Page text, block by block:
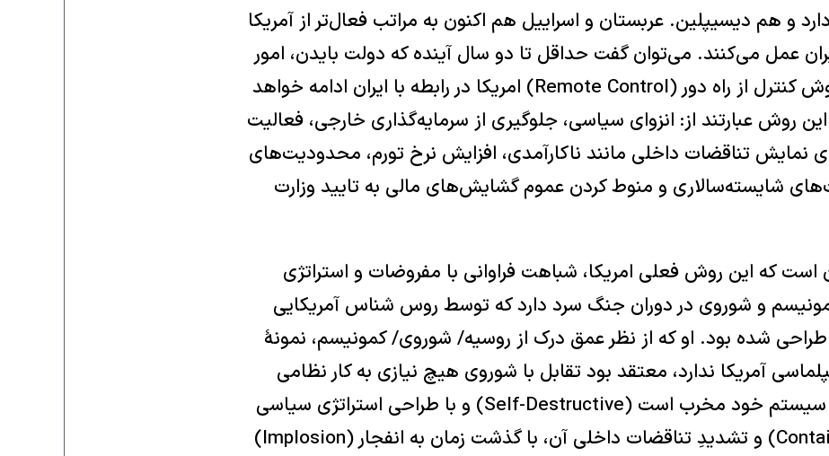
و هم دیسیپلین. عربستان و اسراییل هم اکنون به مراتب فعال‌تر از آمریکا
عمل می‌کنند. می‌توان گفت حداقل تا دو سال آینده که دولت بایدن، امور
را در دست دارد، روش کنترل از راه دور (Remote Control) امریکا در رابطه با ایران ادامه خواهد
روش عبارتند از: انزوای سیاسی، جلوگیری از سرمایه‌گذاری خارجی، فعالیت
نمایش تناقضات داخلی مانند ناکارآمدی، افزایش نرخ تورم، محدودیت‌های
شایسته‌سالاری و منوط کردن عموم گشایش‌های مالی به تایید وزارت
که این روش فعلی امریکا، شباهت فراوانی با مفروضات و استراتژی
و شوروی در دوران جنگ سرد دارد که توسط روس شناس آمریکایی
George Kennan طراحی شده بود. او که از نظر عمق درک از روسیه/ شوروی/ کمونیسم، نمونۀ
آمریکا ندارد، معتقد بود تقابل با شوروی هیچ نیازی به کار نظامی
ندارد؛ شوروی یک سیستم خود مخرب است (Self-Destructive) و با طراحی استراتژی سیاسی
سدّ نفوذ (Containment) و تشدیدِ تناقضات داخلی آن، با گذشت زمان به انفجار (Implosion)